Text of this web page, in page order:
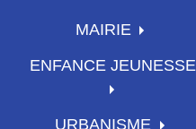
MAIRIE
ENFANCE JEUNESSE
URBANISME